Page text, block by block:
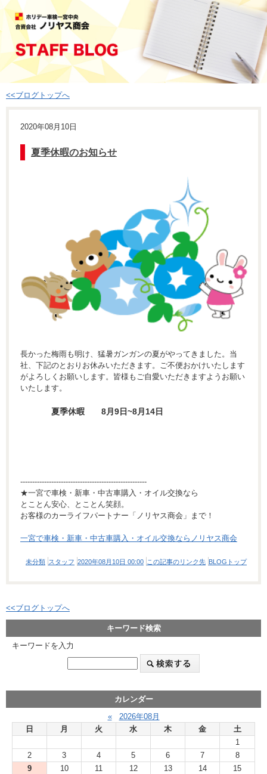
<<ブログトップへ
2020年08月10日
夏季休暇のお知らせ
長かった梅雨も明け、猛暑ガンガンの夏がやってきました。当
社、下記のとおりお休みいただきます。ご不便おかけいたします
がよろしくお願いします。皆様もご自愛いただきますようお願い
いたします。
夏季休暇 8月9日~8月14日
-----------------------------------------------------
★一宮で車検・新車・中古車購入・オイル交換なら
とことん安心、とことん笑顔。
お客様のカーライフパートナー「ノリヤス商会」まで！
一宮で車検・新車・中古車購入・オイル交換ならノリヤス商会
未分類 スタッフ 2020年08月10日 00:00 この記事のリンク先 BLOGトップ
<<ブログトップへ
キーワード検索
キーワードを入力
カレンダー
«
2026年08月
日
月 火 水 木 金
土
1
2
3 4 5 6 7
8
9
10 11 12 13 14
15